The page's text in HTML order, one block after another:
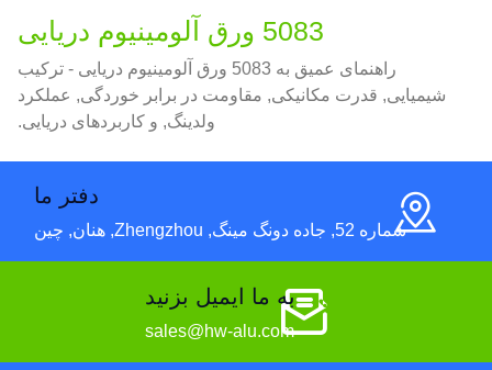
5083 ورق آلومینیوم دریایی
راهنمای عمیق به 5083 ورق آلومینیوم دریایی - ترکیب
شیمیایی, قدرت مکانیکی, مقاومت در برابر خوردگی, عملکرد
ولدینگ, و کاربردهای دریایی.
دفتر ما
شماره 52, جاده دونگ مینگ, Zhengzhou, هنان, چین
به ما ایمیل بزنید
sales@hw-alu.com